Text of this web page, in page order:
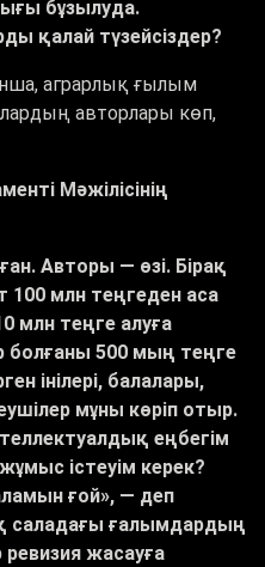
бұзылуда.
қалай түзейсіздер?
аграрлық ғылым
авторлары көп,
Мәжілісінің
Авторы — өзі. Бірақ
100 млн теңгеден аса
млн теңге алуға
болғаны 500 мың теңге
інілері, балалары,
мұны көріп отыр.
еңбегім
істеуім керек?
ғой», — деп
саладағы ғалымдардың
ревизия жасауға